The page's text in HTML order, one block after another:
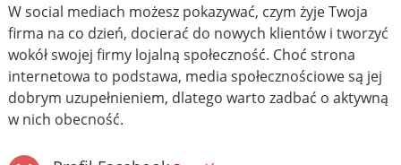
W social mediach możesz pokazywać, czym żyje Twoja
firma na co dzień, docierać do nowych klientów i tworzyć
wokół swojej firmy lojalną społeczność. Choć strona
internetowa to podstawa, media społecznościowe są jej
dobrym uzupełnieniem, dlatego warto zadbać o aktywną
w nich obecność.